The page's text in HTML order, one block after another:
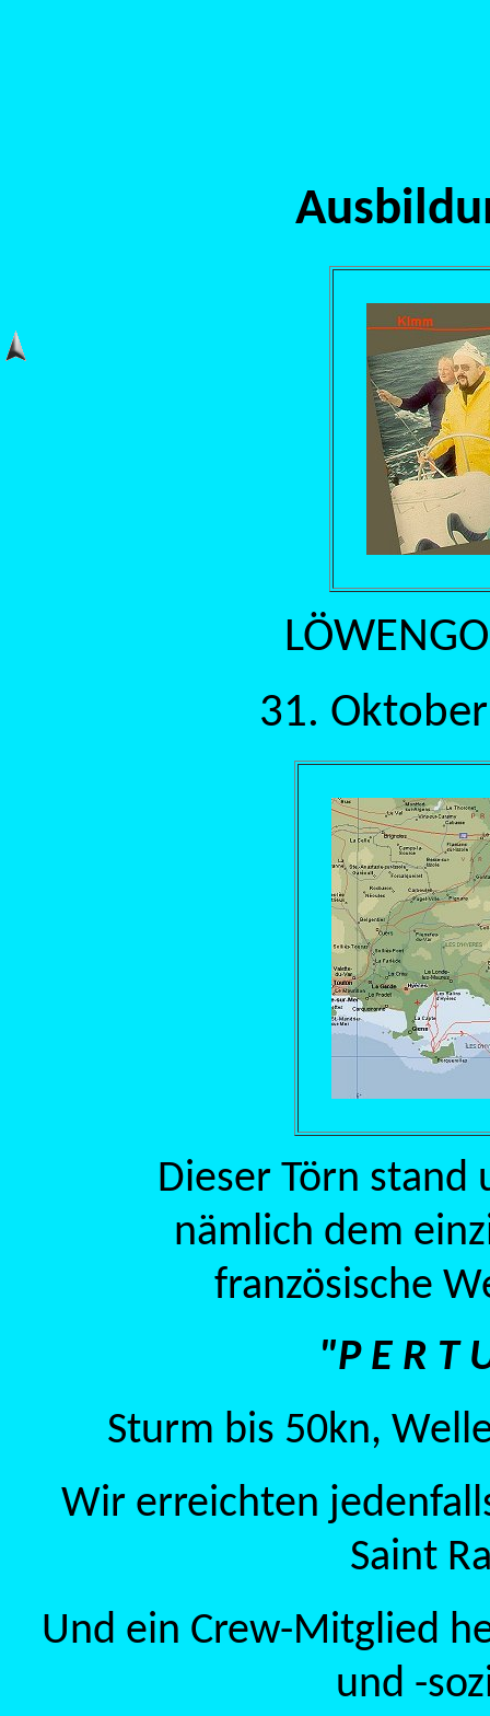
31.
Dieser Törn
nämlich dem
französische
"P E R T
Sturm bis 50kn,
Wir erreichten
Saint
Und ein Crew-Mitglied
und -